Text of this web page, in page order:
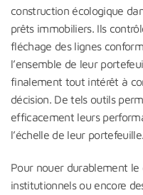
construction écologique
prêts immobiliers. Ils
fléchage des lignes
l’ensemble de leur
finalement tout intérêt à
décision. De tels outils
efficacement leurs
l’échelle de leur portefeuille.
Pour nouer durablement le
institutionnels ou encore